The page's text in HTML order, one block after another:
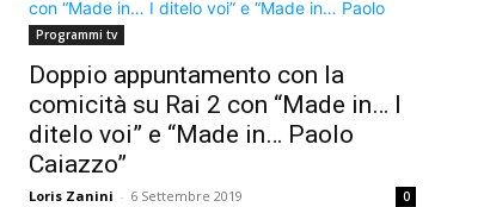
Programmi tv
Doppio appuntamento con la
comicità su Rai 2 con “Made in… I
ditelo voi” e “Made in… Paolo
Caiazzo”
Loris Zanini - 6 Settembre 2019 0